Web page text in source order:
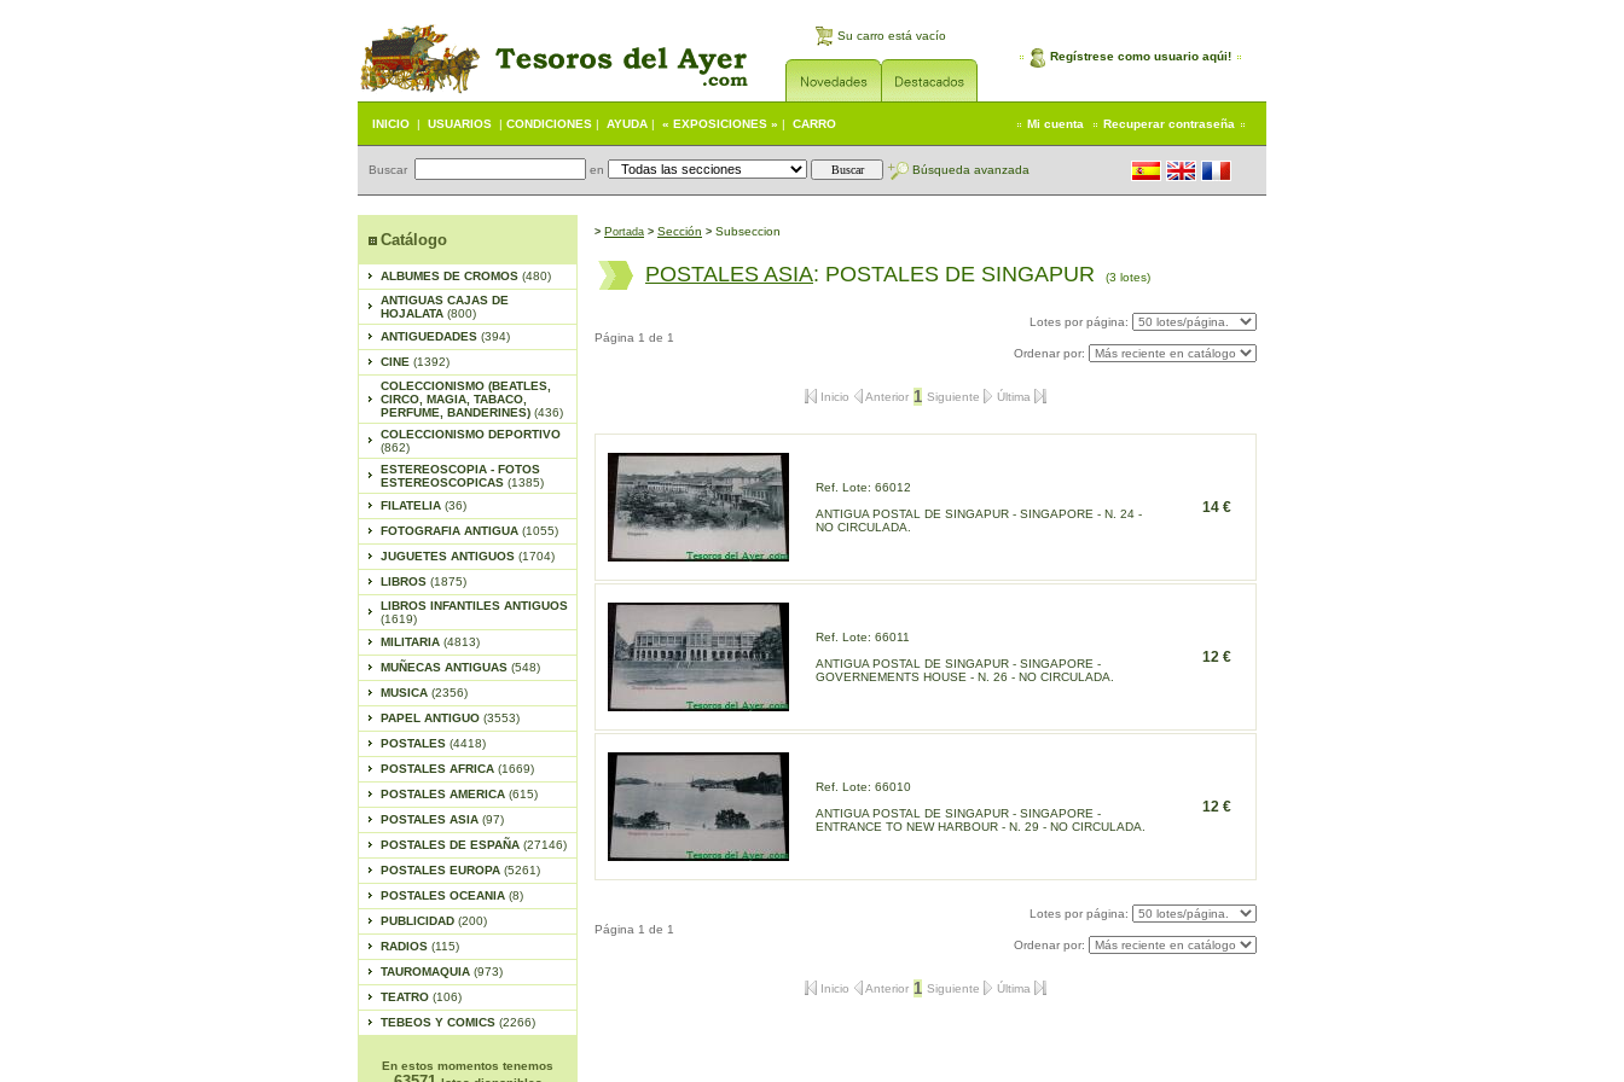
Su carro está vacío
Regístrese como usuario aqúi!
INICIO | USUARIOS | CONDICIONES | AYUDA | « EXPOSICIONES » | CARRO Mi cuenta Recuperar contraseña
Buscar en Búsqueda avanzada
Catálogo
ALBUMES DE CROMOS (480)
ANTIGUAS CAJAS DE
HOJALATA (800)
ANTIGUEDADES (394)
CINE (1392)
COLECCIONISMO (BEATLES,
CIRCO, MAGIA, TABACO,
PERFUME, BANDERINES) (436)
COLECCIONISMO DEPORTIVO
(862)
ESTEREOSCOPIA - FOTOS
ESTEREOSCOPICAS (1385)
FILATELIA (36)
FOTOGRAFIA ANTIGUA (1055)
JUGUETES ANTIGUOS (1704)
LIBROS (1875)
LIBROS INFANTILES ANTIGUOS
(1619)
MILITARIA (4813)
MUÑECAS ANTIGUAS (548)
MUSICA (2356)
PAPEL ANTIGUO (3553)
POSTALES (4418)
POSTALES AFRICA (1669)
POSTALES AMERICA (615)
POSTALES ASIA (97)
POSTALES DE ESPAÑA (27146)
POSTALES EUROPA (5261)
POSTALES OCEANIA (8)
PUBLICIDAD (200)
RADIOS (115)
TAUROMAQUIA (973)
TEATRO (106)
TEBEOS Y COMICS (2266)
En estos momentos tenemos
> Portada > Sección > Subseccion
POSTALES ASIA: POSTALES DE SINGAPUR (3 lotes)
Página 1 de 1
Lotes por página:
Ordenar por:
Inicio Anterior 1 Siguiente Última
Ref. Lote: 66012
ANTIGUA POSTAL DE SINGAPUR - SINGAPORE - N. 24 -
NO CIRCULADA.
14 €
Ref. Lote: 66011
ANTIGUA POSTAL DE SINGAPUR - SINGAPORE -
GOVERNEMENTS HOUSE - N. 26 - NO CIRCULADA.
12 €
Ref. Lote: 66010
ANTIGUA POSTAL DE SINGAPUR - SINGAPORE -
ENTRANCE TO NEW HARBOUR - N. 29 - NO CIRCULADA.
12 €
Página 1 de 1
Lotes por página:
Ordenar por:
Inicio Anterior 1 Siguiente Última